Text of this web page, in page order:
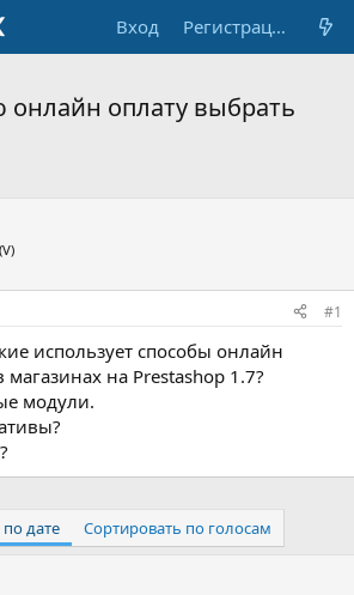
Вход Регистрация
онлайн оплату выбрать
#1
использует способы онлайн
на Prestashop 1.7?
модули.
дате Сортировать по голосам